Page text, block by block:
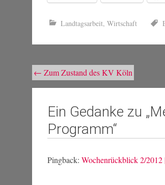
Landtagsarbeit, Wirtschaft
Beitragsnavigation
← Zum Zustand des KV Köln
Ein Gedanke zu „
Programm“
Pingback: Wochenrückblick 2/2012